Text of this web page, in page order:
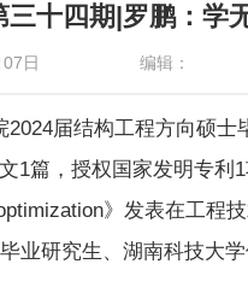
三十四期|罗鹏：学
日 编辑：
届结构工程方向硕
1篇，授权国家发明专
》发表在工程
业研究生、湖南科技大